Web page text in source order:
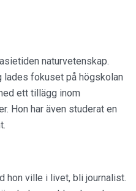
naturvetenskap.
lades fokuset på högskolan
ett tillägg inom
Hon har även studerat en
hon ville i livet, bli journalist.